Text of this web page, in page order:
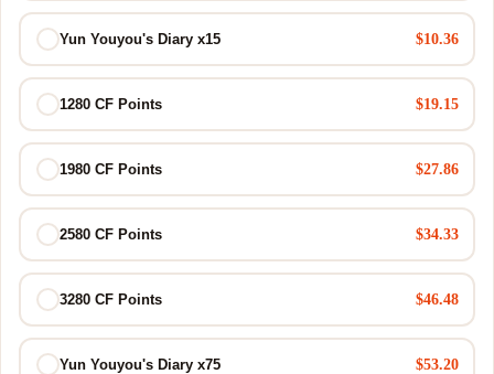
Yun Youyou's Diary x15 $10.36
1280 CF Points $19.15
1980 CF Points $27.86
2580 CF Points $34.33
3280 CF Points $46.48
Yun Youyou's Diary x75 $53.20